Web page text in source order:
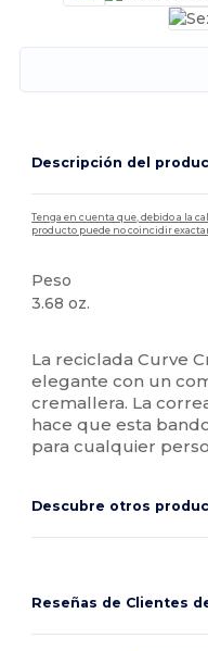
Descripción del
Tenga en cuenta que, debido a la
producto puede no coincidir
Peso
3.68 oz.
La reciclada Curve
elegante con un
cremallera. La
hace que esta
para cualquier
Descubre otros
Reseñas de Clientes